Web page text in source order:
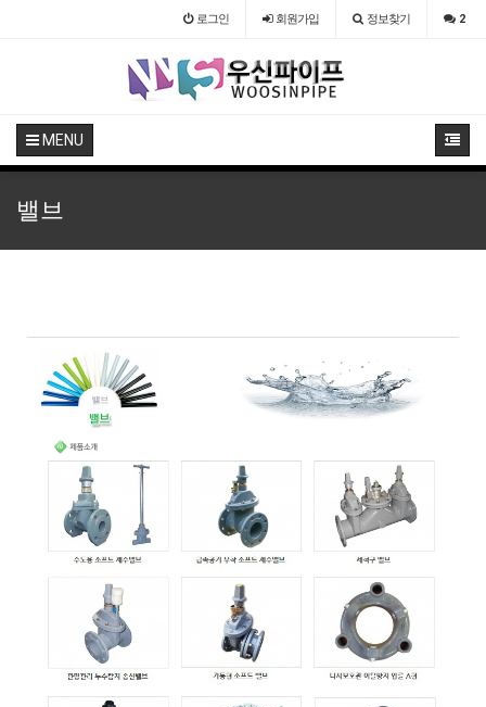
로그인 회원가입 정보찾기 2
MENU
밸브